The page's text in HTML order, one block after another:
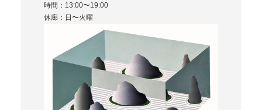
時間：13:00〜19:00
休廊：日〜火曜